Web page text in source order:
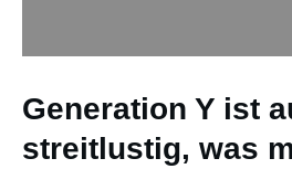
Generation Y ist
streitlustig, was